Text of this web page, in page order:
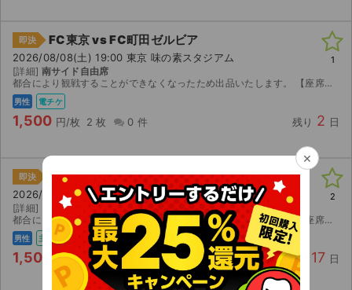
即決 FC東京 vs FC町田ゼルビア
2026/08/08(土) 19:00 東京 味の素スタジアム
[詳細] 南サイド自由席
都合により観戦することができなくなったため出品いたします。 【座席情報】 南サイド自由席 2枚です。 【チケット受け渡し】 電子チケット（QRコード）を分配いたします。 分配可...
男性 電チケ
1,500 円/枚 2 枚 0 件 残り 2 日
1
即決 FC町田ゼルビア vs 浦和レッズ
2026/08/23(日) 19:30 東京 国立競技場（MUFGスタジアム）
[詳細]
カテゴリー4南
都合により観戦することができなくなったため出品いたします。 【座席情報】 カテゴリー4南、浦和レッズ側 一層6列の二連番 【チケット受け渡し】 電子チケット（QRコード）を分配いたし...
男性 主催者 電チケ
1,500 円/枚 2 枚 1 件 残り 17 日
2
×